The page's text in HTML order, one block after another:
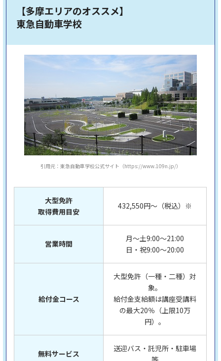
【多摩エリアのオススメ】
東急自動車学校
引用元：東急自動車学校公式サイト（https://www.109n.jp/）
大型免許
取得費用目安
432,550円～（税込）※
営業時間
月～土9:00～21:00
日・祝9:00～20:00
給付金コース
大型免許（一種・二種）対
象。
給付金支給額は講座受講料
の最大20％（上限10万
円）。
無料サービス
送迎バス・託児所・駐車場